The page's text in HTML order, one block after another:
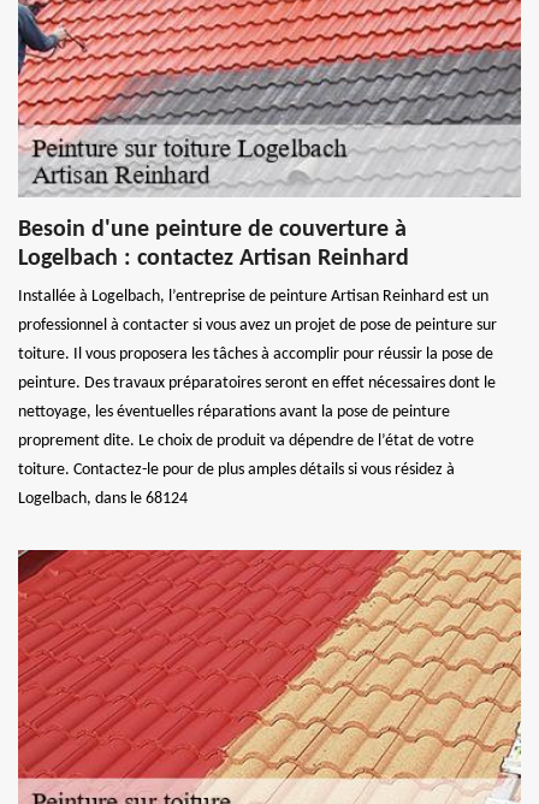
Besoin d'une peinture de couverture à
Logelbach : contactez Artisan Reinhard
Installée à Logelbach, l’entreprise de peinture Artisan Reinhard est un
professionnel à contacter si vous avez un projet de pose de peinture sur
toiture. Il vous proposera les tâches à accomplir pour réussir la pose de
peinture. Des travaux préparatoires seront en effet nécessaires dont le
nettoyage, les éventuelles réparations avant la pose de peinture
proprement dite. Le choix de produit va dépendre de l’état de votre
toiture. Contactez-le pour de plus amples détails si vous résidez à
Logelbach, dans le 68124